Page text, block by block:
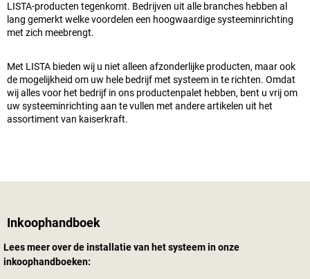
LISTA-producten tegenkomt. Bedrijven uit alle branches hebben al
lang gemerkt welke voordelen een hoogwaardige systeeminrichting
met zich meebrengt.
Met LISTA bieden wij u niet alleen afzonderlijke producten, maar ook
de mogelijkheid om uw hele bedrijf met systeem in te richten. Omdat
wij alles voor het bedrijf in ons productenpalet hebben, bent u vrij om
uw systeeminrichting aan te vullen met andere artikelen uit het
assortiment van kaiserkraft.
Inkoophandboek
Lees meer over de installatie van het systeem in onze
inkoophandboeken: